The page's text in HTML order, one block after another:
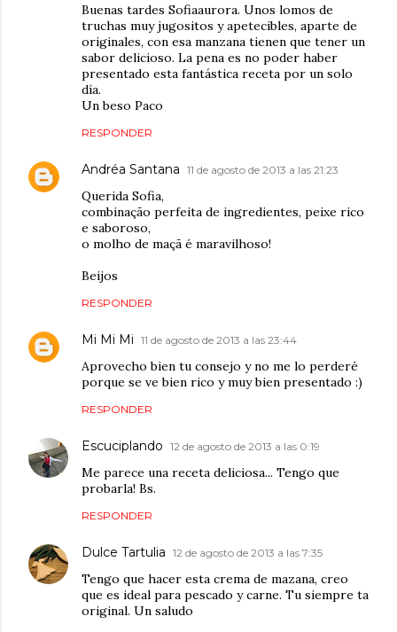
Buenas tardes Sofiaaurora. Unos lomos de
truchas muy jugositos y apetecibles, aparte de
originales, con esa manzana tienen que tener un
sabor delicioso. La pena es no poder haber
presentado esta fantástica receta por un solo
día.
Un beso Paco
RESPONDER
Andréa Santana 11 de agosto de 2013 a las 21:23
Querida Sofia,
combinação perfeita de ingredientes, peixe rico
e saboroso,
o molho de maçã é maravilhoso!
Beijos
RESPONDER
Mi Mi Mi 11 de agosto de 2013 a las 23:44
Aprovecho bien tu consejo y no me lo perderé
porque se ve bien rico y muy bien presentado :)
RESPONDER
Escuciplando 12 de agosto de 2013 a las 0:19
Me parece una receta deliciosa... Tengo que
probarla! Bs.
RESPONDER
Dulce Tartulia 12 de agosto de 2013 a las 7:35
Tengo que hacer esta crema de mazana, creo
que es ideal para pescado y carne. Tu siempre ta
original. Un saludo